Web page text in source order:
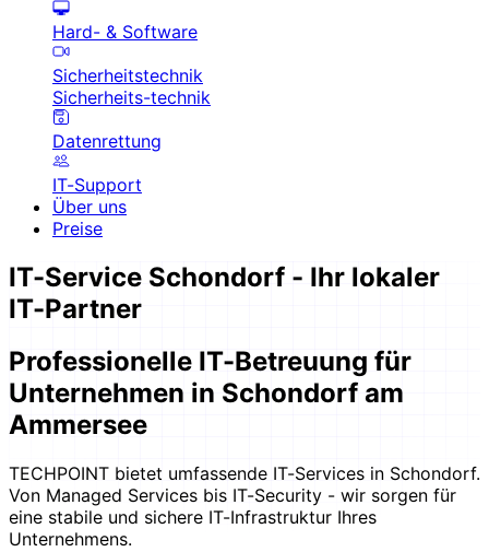
Hard- & Software
Sicherheitstechnik
Sicherheits-technik
Datenrettung
IT-Support
Über uns
Preise
IT-Service Schondorf - Ihr lokaler
IT-Partner
Professionelle IT-Betreuung für
Unternehmen in Schondorf am
Ammersee
TECHPOINT bietet umfassende IT-Services in Schondorf.
Von Managed Services bis IT-Security - wir sorgen für
eine stabile und sichere IT-Infrastruktur Ihres
Unternehmens.